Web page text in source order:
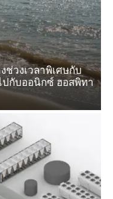
วงเวลาพิเศษกับ
ปกับออนิกซ์ ฮอสพิทา